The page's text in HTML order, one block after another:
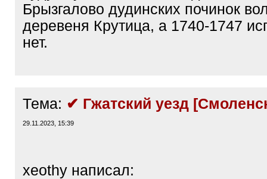
Брызгалово дудинских починок
деревеня Крутица, а 1740-1747
нет.
Тема: ✔ Гжатский уезд
29.11.2023, 15:39
xeothy написал: